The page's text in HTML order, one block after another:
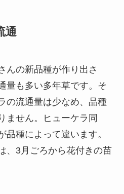
通
んの新品種が作り出さ
量も多い多年草です。そ
の流通量は少なめ、品種
ません。ヒューケラ同
品種によって違います。
、3月ごろから花付きの苗